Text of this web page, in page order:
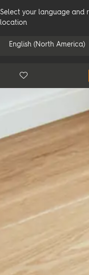
Select your language and
location
English (North America)
Se alle forhandlere
Floor.Wishlist
Bærekraft